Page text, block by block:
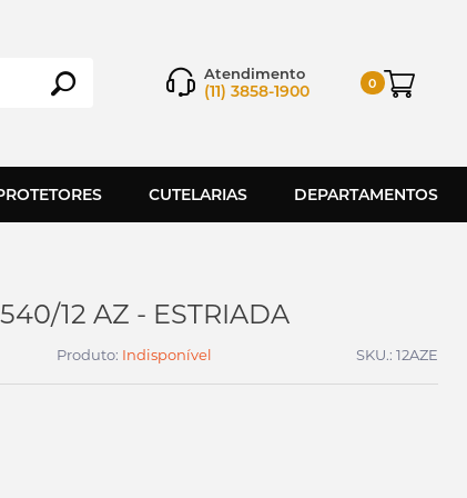
Atendimento
(11) 3858-1900 0
CUTELARIAS DEPARTAMENTOS
12 AZ - ESTRIADA
Produto: Indisponível SKU.: 12AZE